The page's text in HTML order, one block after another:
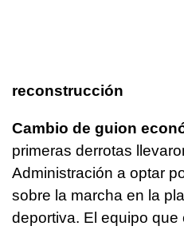
reconstrucción
Cambio de guion
primeras derrotas
Administración a optar
sobre la marcha en la
deportiva. El equipo